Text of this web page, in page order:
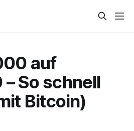
auf
So schnell
Bitcoin)